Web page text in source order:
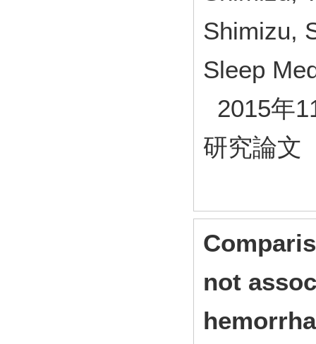
Shimizu,
Sleep
2015年
研究論文
not